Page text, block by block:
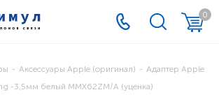
0
- Аксессуары Apple (оригинал) - Адаптер Apple
-3,5мм белый MMX62ZM/A (уценка)